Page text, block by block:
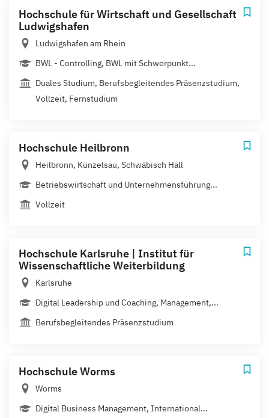
Hochschule für Wirtschaft und Gesellschaft
Ludwigshafen
Ludwigshafen am Rhein
BWL - Controlling, BWL mit Schwerpunkt...
Duales Studium, Berufsbegleitendes Präsenzstudium,
Vollzeit, Fernstudium
Hochschule Heilbronn
Heilbronn, Künzelsau, Schwäbisch Hall
Betriebswirtschaft und Unternehmensführung...
Vollzeit
Hochschule Karlsruhe | Institut für
Wissenschaftliche Weiterbildung
Karlsruhe
Digital Leadership und Coaching, Management,...
Berufsbegleitendes Präsenzstudium
Hochschule Worms
Worms
Digital Business Management, International...